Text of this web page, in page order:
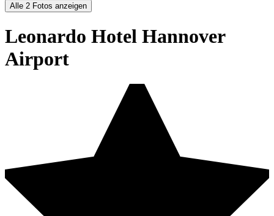
Alle 2 Fotos anzeigen
Leonardo Hotel Hannover
Airport